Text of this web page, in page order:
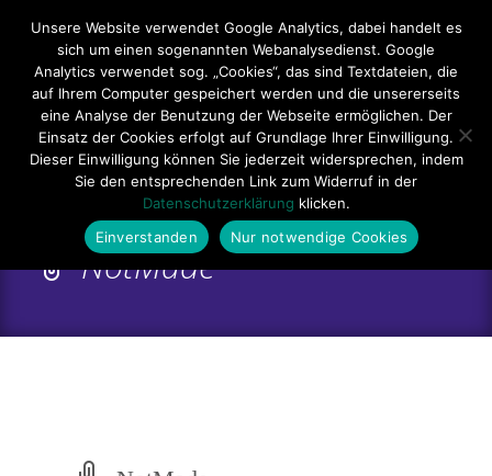
Impressum Datenschutzerklärung
Teilnahmebedingungen
Sitemap
Kontakt
NotMade
Hauptmenü
Unsere Website verwendet Google Analytics, dabei handelt es
sich um einen sogenannten Webanalysedienst. Google
Analytics verwendet sog. „Cookies“, das sind Textdateien, die
auf Ihrem Computer gespeichert werden und die unsererseits
eine Analyse der Benutzung der Webseite ermöglichen. Der
Einsatz der Cookies erfolgt auf Grundlage Ihrer Einwilligung.
Dieser Einwilligung können Sie jederzeit widersprechen, indem
Sie den entsprechenden Link zum Widerruf in der
Datenschutzerklärung klicken.
Einverstanden
Nur notwendige Cookies